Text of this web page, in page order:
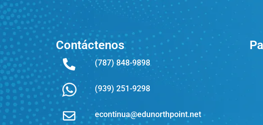
Contáctenos
(787) 848-9898
(939) 251-9298
econtinua@edunorthpoint.net